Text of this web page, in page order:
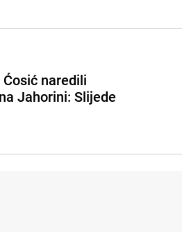
naredili
Jahorini: Slijede